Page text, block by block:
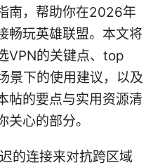
南，帮助你在2026年
畅玩英雄联盟。本文将
VPN的关键点、top
景下的使用建议，以及
帖的要点与实用资源清
心的部分。
的连接来对抗跨区域